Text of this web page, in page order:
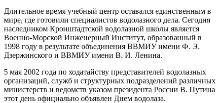
Длительное время учебный центр оставался единственным в
мире, где готовили специалистов водолазного дела. Сегодня
наследником Кронштадтской водолазной школы является
Военно-Морской Инженерный Институт, образованный в
1998 году в результате объединения ВВМИУ имени Ф. Э.
Дзержинского и ВВМИУ имени В. И. Ленина.
5 мая 2002 года по ходатайству представителей водолазных
организаций, служб и структурных подразделений различных
министерств и ведомств указом президента России В. Путина
этот день официально объявлен Днем водолаза.